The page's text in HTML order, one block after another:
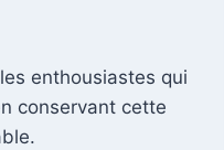
enthousiastes qui
conservant cette